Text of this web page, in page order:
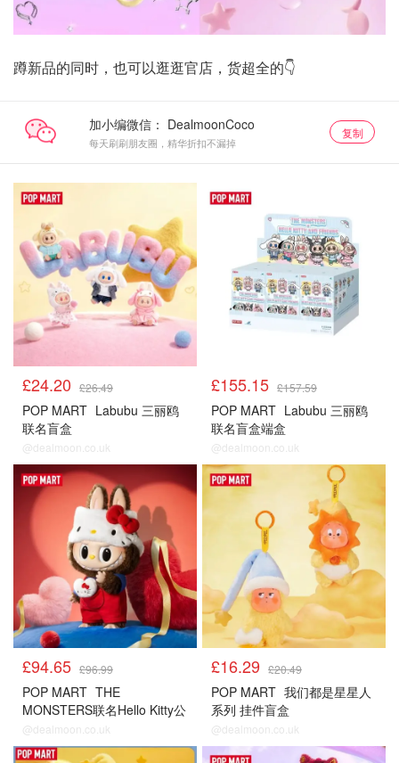
蹲新品的同时，也可以逛逛官店，货超全的👇
加小编微信：
每天刷刷朋友圈，精华折扣不漏掉
复制
£24.20 £26.49
POP MART Labubu 三丽鸥
联名盲盒
@dealmoon.co.uk
£155.15 £157.59
POP MART Labubu 三丽鸥
联名盲盒端盒
@dealmoon.co.uk
£94.65 £96.99
POP MART THE
MONSTERS联名Hello Kitty公
仔
@dealmoon.co.uk
£16.29 £20.49
POP MART 我们都是星星人
系列 挂件盲盒
@dealmoon.co.uk